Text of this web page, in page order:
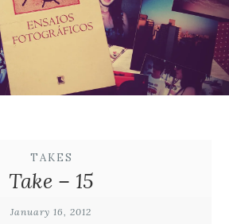
TAKES
Take – 15
January 16, 2012